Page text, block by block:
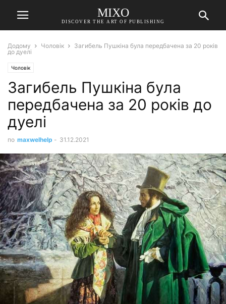
MIXO
DISCOVER THE ART OF PUBLISHING
Додому Чоловік
Загибель Пушкіна була передбачена за 20 років
до дуелі
Чоловік
Загибель Пушкіна була
передбачена за 20 років до
дуелі
по maxwelhelp - 31.12.2021